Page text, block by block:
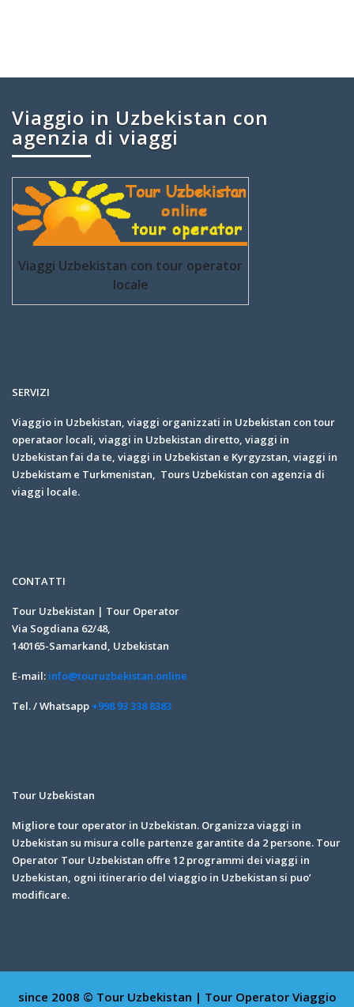
Viaggio in Uzbekistan con
agenzia di viaggi
Viaggi Uzbekistan con tour operator
locale
SERVIZI
Viaggio in Uzbekistan, viaggi organizzati in Uzbekistan con tour
operataor locali, viaggi in Uzbekistan diretto, viaggi in
Uzbekistan fai da te, viaggi in Uzbekistan e Kyrgyzstan, viaggi in
Uzbekistam e Turkmenistan, Tours Uzbekistan con agenzia di
viaggi locale.
CONTATTI
Tour Uzbekistan | Tour Operator
Via Sogdiana 62/48,
140165-Samarkand, Uzbekistan
E-mail: info@touruzbekistan.online
Tel. / Whatsapp +998 93 338 8383
Tour Uzbekistan
Migliore tour operator in Uzbekistan. Organizza viaggi in
Uzbekistan su misura colle partenze garantite da 2 persone. Tour
Operator Tour Uzbekistan offre 12 programmi dei viaggi in
Uzbekistan, ogni itinerario del viaggio in Uzbekistan si puo’
modificare.
since 2008 © Tour Uzbekistan | Tour Operator Viaggio